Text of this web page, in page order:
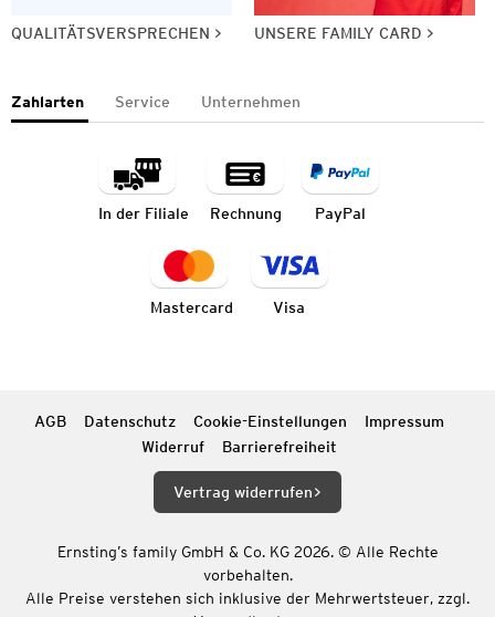
QUALITÄTSVERSPRECHEN UNSERE FAMILY CARD
Zahlarten Service Unternehmen
In der Filiale Rechnung PayPal
Mastercard Visa
AGB Datenschutz Cookie-Einstellungen
Impressum
Widerruf
Barrierefreiheit
Vertrag widerrufen
Ernsting’s family GmbH & Co. KG 2026. © Alle Rechte
vorbehalten.
Alle Preise verstehen sich inklusive der Mehrwertsteuer, zzgl.